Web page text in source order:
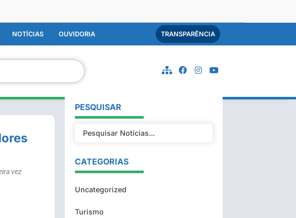
NOTÍCIAS OUVIDORIA TRANSPARÊNCIA
vez
PESQUISAR
CATEGORIAS
Uncategorized
Turismo